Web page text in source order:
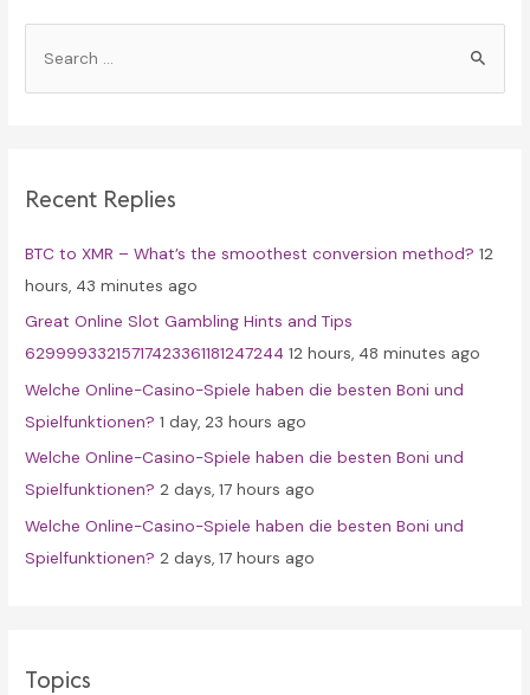
h
o
r
:
Recent Replies
BTC to XMR – What’s the smoothest conversion method? 12
hours, 43 minutes ago
Great Online Slot Gambling Hints and Tips
62999933215717423361181247244 12 hours, 48 minutes ago
Welche Online-Casino-Spiele haben die besten Boni und
Spielfunktionen? 1 day, 23 hours ago
Welche Online-Casino-Spiele haben die besten Boni und
Spielfunktionen? 2 days, 17 hours ago
Welche Online-Casino-Spiele haben die besten Boni und
Spielfunktionen? 2 days, 17 hours ago
Topics